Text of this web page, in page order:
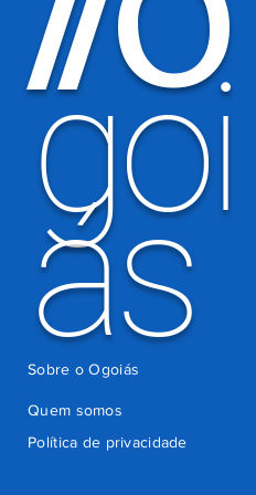
cobrança
indevida do
Detran-GO
há 4 dias
goi
ás
Quem somos
Política de privacidade
Sobre o Ogoiás